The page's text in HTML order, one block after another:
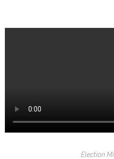
Election